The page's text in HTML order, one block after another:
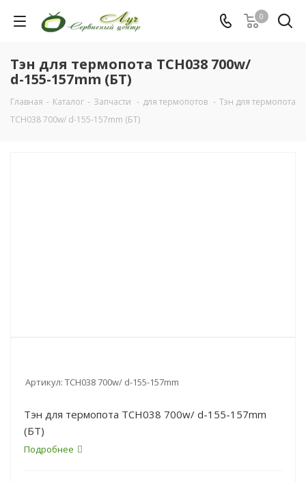
0
Тэн для термопота TCH038 700w/
d-155-157mm (БТ)
Главная - Каталог - Запчасти - для термопотов - Тэн для термопота
TCH038 700w/ d-155-157mm (БТ)
Артикул: TCH038 700w/ d-155-157mm
Тэн для термопота TCH038 700w/ d-155-157mm
(БТ)
Подробнее